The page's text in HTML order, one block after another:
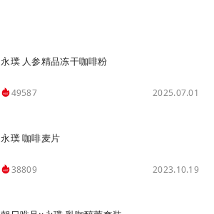
永璞 人参精品冻干咖啡粉
49587 2025.07.01
永璞 咖啡麦片
38809 2023.10.19